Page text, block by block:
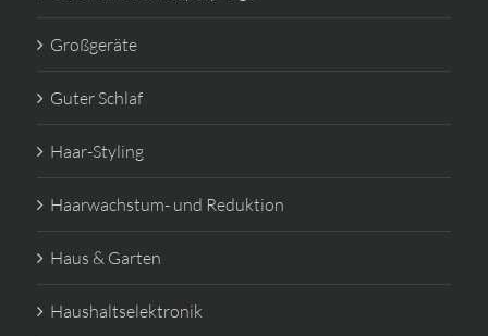
Großgeräte
Guter Schlaf
Haar-Styling
Haarwachstum- und Reduktion
Haus & Garten
Haushaltselektronik